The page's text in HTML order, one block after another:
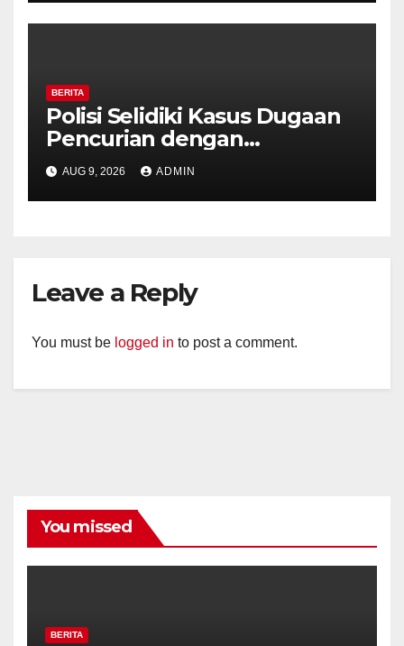
BERITA
Polisi Selidiki Kasus Dugaan
Pencurian dengan
Kekerasan di Counter HP
Royal Phone Ambarawa.
AUG 9, 2026 ADMIN
Leave a Reply
You must be logged in to post a comment.
You missed
BERITA